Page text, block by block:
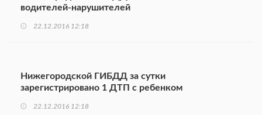
водителей-нарушителей
22.12.2016 12:18
Нижегородской ГИБДД за сутки
зарегистрировано 1 ДТП с ребенком
22.12.2016 12:18